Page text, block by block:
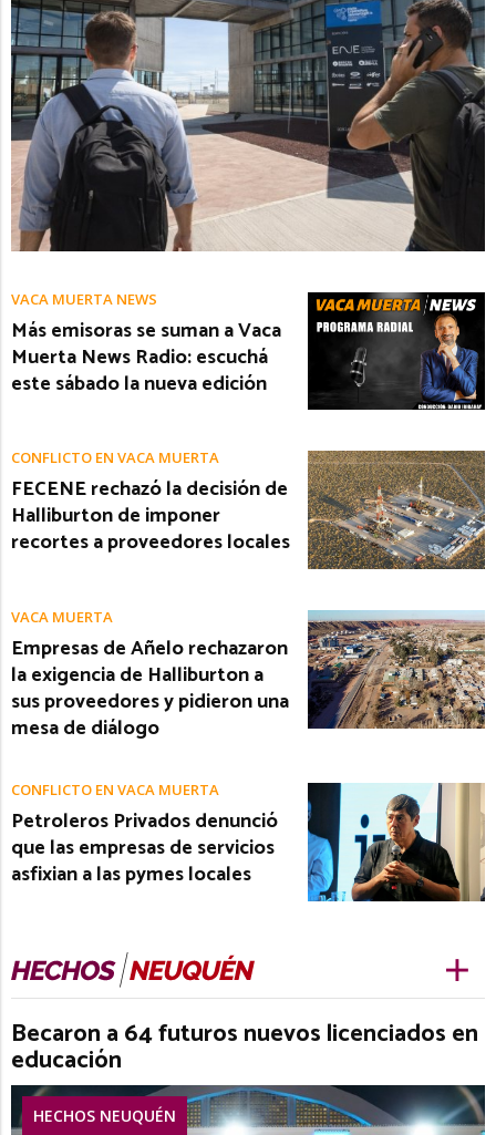
VACA MUERTA NEWS
Más emisoras se suman a Vaca
Muerta News Radio: escuchá
este sábado la nueva edición
CONFLICTO EN VACA MUERTA
FECENE rechazó la decisión de
Halliburton de imponer
recortes a proveedores locales
VACA MUERTA
Empresas de Añelo rechazaron
la exigencia de Halliburton a
sus proveedores y pidieron una
mesa de diálogo
CONFLICTO EN VACA MUERTA
Petroleros Privados denunció
que las empresas de servicios
asfixian a las pymes locales
Becaron a 64 futuros nuevos licenciados en
educación
HECHOS NEUQUÉN